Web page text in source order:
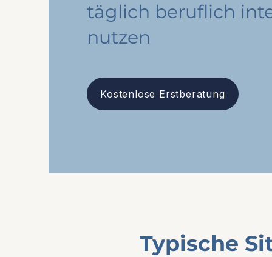
täglich beruflich
nutzen
Kostenlose Erstberatung
Typische